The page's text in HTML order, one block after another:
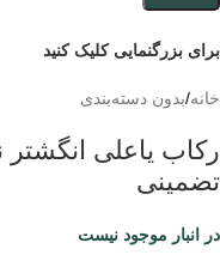
برای بزرگنمایی کلیک کنید
خانه/بدون دسته‌بندی
تضمینی
در انبار موجود نیست